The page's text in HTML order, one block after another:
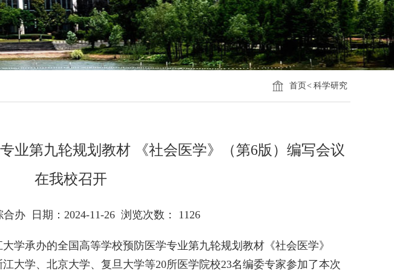
首页< 科学研究
业第九轮规划教材 《社会医学》（第6版）编写会议
在我校召开
合办 日期：2024-11-26 浏览次数： 1126
学承办的全国高等学校预防医学专业第九轮规划教材《社会医学》
大学、北京大学、复旦大学等20所医学院校23名编委专家参加了本次